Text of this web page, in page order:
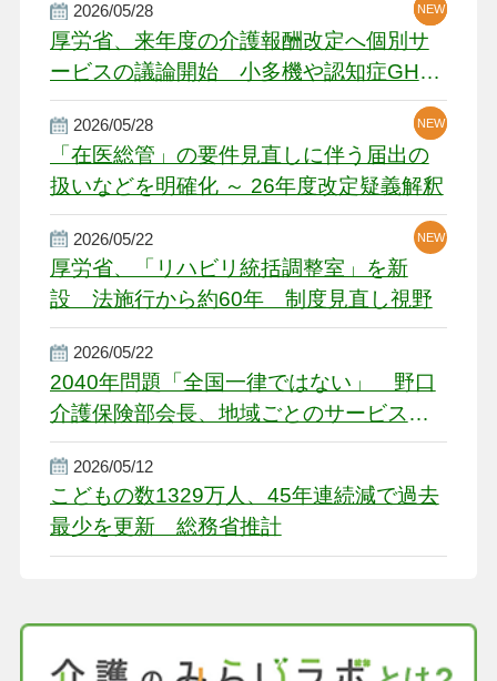
2026/05/28
厚労省、来年度の介護報酬改定へ個別サ
ービスの議論開始 小多機や認知症GH、
厳しい経営環境に危機感
NEW
NEW
NEW
2026/05/28
「在医総管」の要件見直しに伴う届出の
扱いなどを明確化 ～ 26年度改定疑義解釈
NEW
NEW
2026/05/22
厚労省、「リハビリ統括調整室」を新
設 法施行から約60年 制度見直し視野
NEW
2026/05/22
2040年問題「全国一律ではない」 野口
介護保険部会長、地域ごとのサービス基
盤整備を促す
2026/05/12
こどもの数1329万人、45年連続減で過去
最少を更新 総務省推計